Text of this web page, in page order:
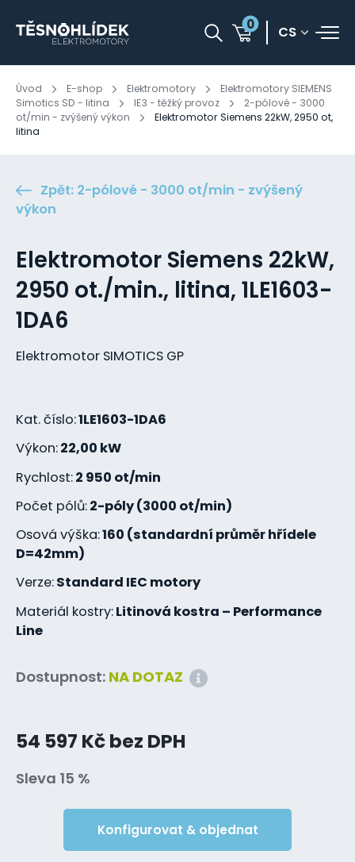
0 CS
Úvod E-shop Elektromotory
Elektromotory SIEMENS
Simotics SD - litina
IE3 - těžký provoz
2-pólové - 3000
ot/min - zvýšený výkon
Elektromotor Siemens 22kW, 2950 ot,
litina
Zpět: 2-pólové - 3000 ot/min - zvýšený
výkon
Elektromotor Siemens 22kW,
2950 ot./min., litina, 1LE1603-
1DA6
Elektromotor SIMOTICS GP
Kat. číslo:1LE1603-1DA6
Výkon:22,00 kW
Rychlost:2 950 ot/min
Počet pólů:2-póly (3000 ot/min)
Osová výška:160 (standardní průměr hřídele
D=42mm)
Verze:Standard IEC motory
Materiál kostry:Litinová kostra – Performance
Line
Dostupnost: NA DOTAZ
54 597 Kč bez DPH
Sleva 15 %
Konfigurovat & objednat